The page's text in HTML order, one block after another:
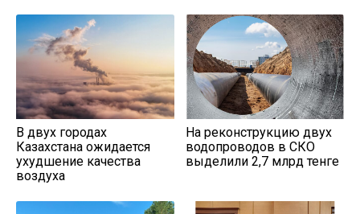
В двух городах
Казахстана ожидается
ухудшение качества
воздуха
На реконструкцию двух
водопроводов в СКО
выделили 2,7 млрд тенге